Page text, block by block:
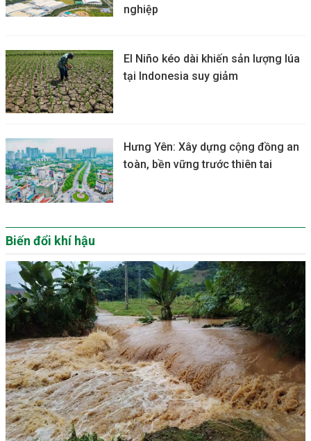
nghiệp
El Niño kéo dài khiến sản lượng lúa
tại Indonesia suy giảm
Hưng Yên: Xây dựng cộng đồng an
toàn, bền vững trước thiên tai
Biến đổi khí hậu